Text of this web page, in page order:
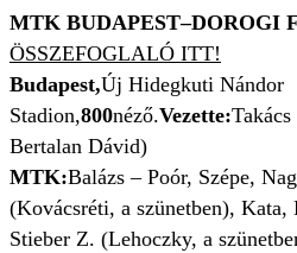
MTK BUDAPEST–DOROGI
ÖSSZEFOGLALÓ ITT!
Budapest,Új Hidegkuti Nándor
Stadion,800néző.Vezette:
Bertalan Dávid)
MTK:Balázs – Poór, Szépe,
(Kovácsréti, a szünetben),
Stieber Z. (Lehoczky, a